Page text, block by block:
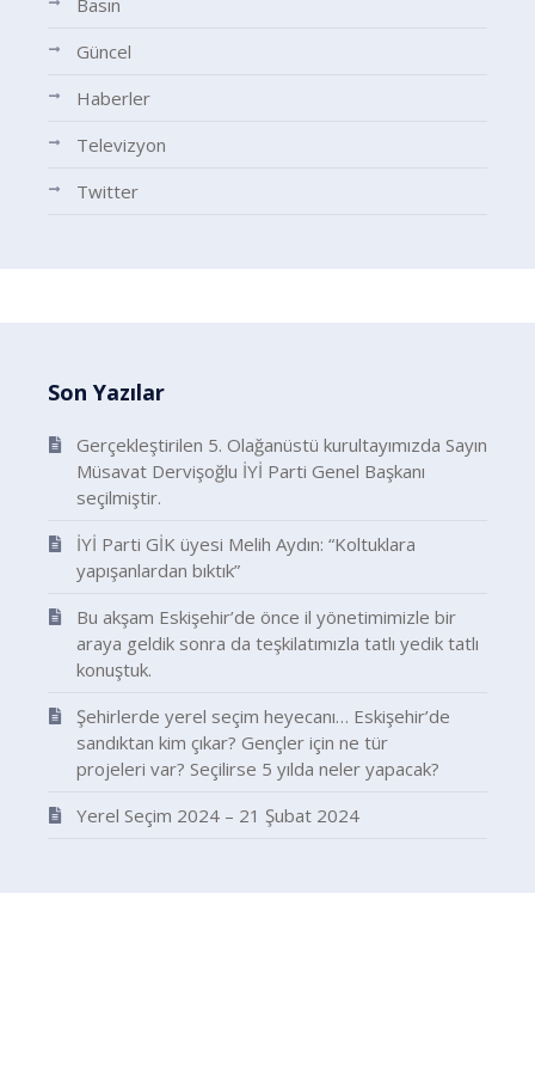
Basın
Güncel
Haberler
Televizyon
Twitter
Son Yazılar
Gerçekleştirilen 5. Olağanüstü kurultayımızda Sayın
Müsavat Dervişoğlu İYİ Parti Genel Başkanı
seçilmiştir.
İYİ Parti GİK üyesi Melih Aydın: “Koltuklara
yapışanlardan bıktık”
Bu akşam Eskişehir’de önce il yönetimimizle bir
araya geldik sonra da teşkilatımızla tatlı yedik tatlı
konuştuk.
Şehirlerde yerel seçim heyecanı… Eskişehir’de
sandıktan kim çıkar? Gençler için ne tür
projeleri var? Seçilirse 5 yılda neler yapacak?
Yerel Seçim 2024 – 21 Şubat 2024